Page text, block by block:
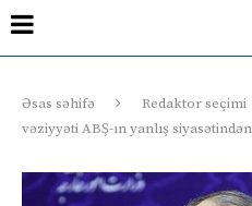
Əsas səhifə Redaktor seçimi
vəziyyəti ABŞ-ın yanlış